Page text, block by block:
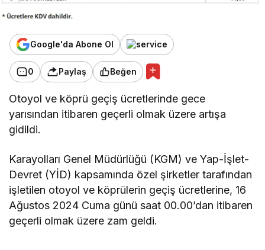
Google'da Abone Ol
0 Paylaş Beğen
Otoyol ve köprü geçiş ücretlerinde gece
yarısından itibaren geçerli olmak üzere artışa
gidildi.
Karayolları Genel Müdürlüğü (KGM) ve Yap-İşlet-
Devret (YİD) kapsamında özel şirketler tarafından
işletilen otoyol ve köprülerin geçiş ücretlerine, 16
Ağustos 2024 Cuma günü saat 00.00’dan itibaren
geçerli olmak üzere zam geldi.